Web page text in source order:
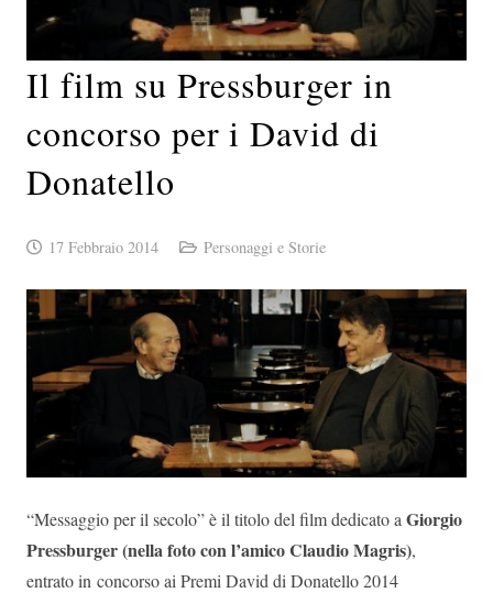
Il film su Pressburger in
concorso per i David di
Donatello
17 Febbraio 2014 Personaggi e Storie
“Messaggio per il secolo” è il titolo del film dedicato a Giorgio
Pressburger(nella foto con l’amico Claudio Magris),
entrato in concorso ai Premi David di Donatello 2014